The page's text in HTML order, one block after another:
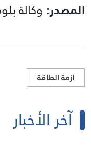
المصدر: وكالة
ازمة الطاقة
آخر الأخبار